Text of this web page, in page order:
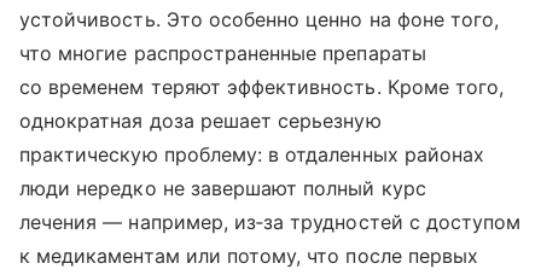
устойчивость. Это особенно ценно на фоне того,
что многие распространенные препараты
со временем теряют эффективность. Кроме того,
однократная доза решает серьезную
практическую проблему: в отдаленных районах
люди нередко не завершают полный курс
лечения — например, из‑за трудностей с доступом
к медикаментам или потому, что после первых